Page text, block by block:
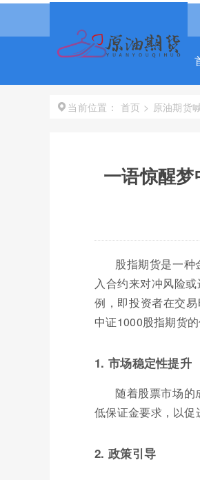
当前位置： 首页 > 原油期货
一语惊醒梦
股指期货是一
入合约来对冲风险
例，即投资者在交
中证1000股指期货
1. 市场稳定性提升
随着股票市场的
低保证金要求，以促
2. 政策引导